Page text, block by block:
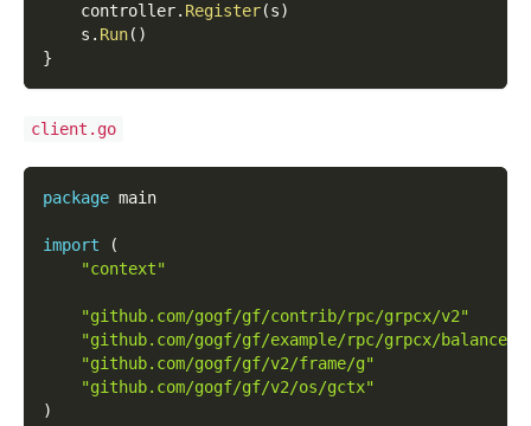
    controller
. Register(s)
    s
. Run( )
}
client.go
package main
import
(
"context"
"github.com/gogf/gf/contrib/rpc/grpcx/v2"
"github.com/gogf/gf/example/rpc/grpcx/
"github.com/gogf/gf/v2/frame/g"
"github.com/gogf/gf/v2/os/gctx"
)